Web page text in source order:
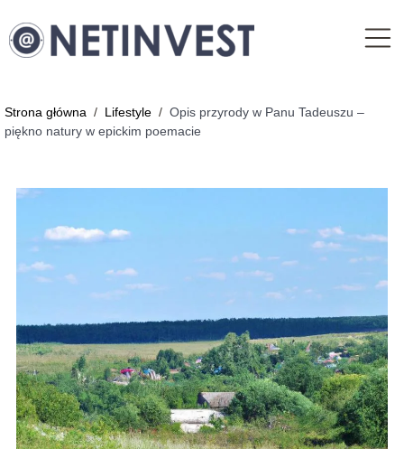
Strona główna / Lifestyle / Opis przyrody w Panu Tadeuszu –
piękno natury w epickim poemacie